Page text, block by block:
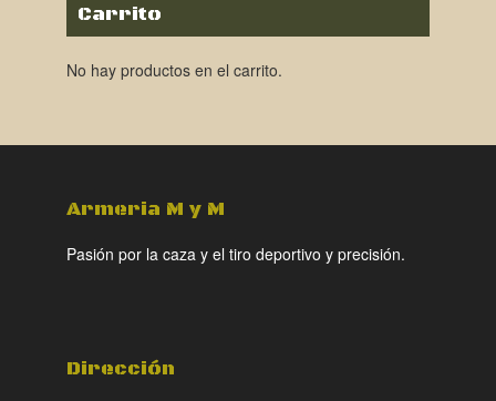
Carrito
No hay productos en el carrito.
Armeria M y M
Pasión por la caza y el tiro deportivo y precisión.
Dirección